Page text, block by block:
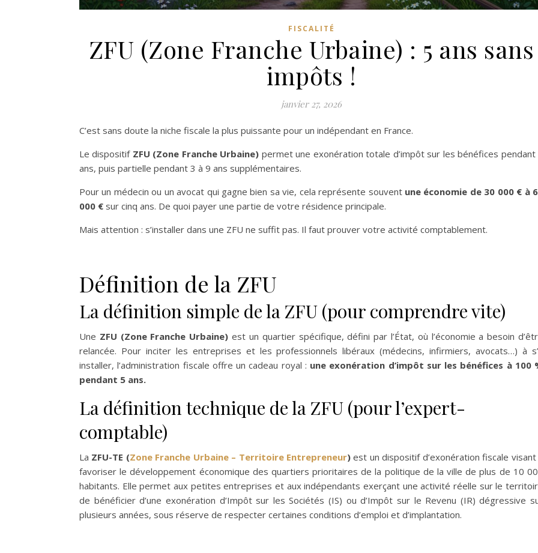
FISCALITÉ
ZFU (Zone Franche Urbaine) : 5 ans sans
impôts !
janvier 27, 2026
C’est sans doute la niche fiscale la plus puissante pour un indépendant en France.
Le dispositif ZFU (Zone Franche Urbaine) permet une exonération totale d’impôt sur les bénéfices pendant
ans, puis partielle pendant 3 à 9 ans supplémentaires.
Pour un médecin ou un avocat qui gagne bien sa vie, cela représente souvent une économie de 30 000 € à
000 € sur cinq ans. De quoi payer une partie de votre résidence principale.
Mais attention : s’installer dans une ZFU ne suffit pas. Il faut prouver votre activité comptablement.
Définition de la ZFU
La définition simple de la ZFU (pour comprendre vite)
Une ZFU (Zone Franche Urbaine) est un quartier spécifique, défini par l’État, où l’économie a besoin
relancée. Pour inciter les entreprises et les professionnels libéraux (médecins, infirmiers, avocats…) à
installer, l’administration fiscale offre un cadeau royal : une exonération d’impôt sur les bénéfices à 100
pendant 5 ans.
La définition technique de la ZFU (pour l’expert-
comptable)
La ZFU-TE (Zone Franche Urbaine – Territoire Entrepreneur) est un dispositif d’exonération fiscale visant
favoriser le développement économique des quartiers prioritaires de la politique de la ville de plus de 10
habitants. Elle permet aux petites entreprises et aux indépendants exerçant une activité réelle sur le
de bénéficier d’une exonération d’Impôt sur les Sociétés (IS) ou d’Impôt sur le Revenu (IR) dégressive
plusieurs années, sous réserve de respecter certaines conditions d’emploi et d’implantation.